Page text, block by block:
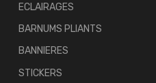
ECLAIRAGES
BARNUMS PLIANTS
BANNIERES
STICKERS